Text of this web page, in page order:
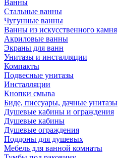
Ванны
Стальные ванны
Чугунные ванны
Ванны из искусственного камня
Акриловые ванны
Экраны для ванн
Унитазы и инсталляции
Компакты
Подвесные унитазы
Инсталляции
Кнопки смыва
Биде, писсуары, дачные унитазы
Душевые кабины и ограждения
Душевые кабины
Душевые ограждения
Поддоны для душевых
Мебель для ванной комнаты